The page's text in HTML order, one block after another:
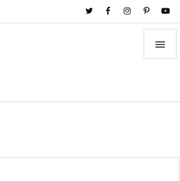

前へ